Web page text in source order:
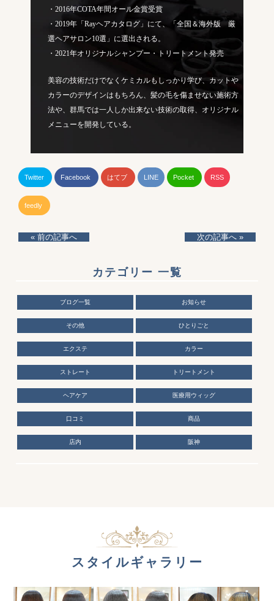
・2016年COTA年間オール金賞受賞
・2019年「Rayヘアカタログ」にて、「全国＆海外版 厳
選ヘアサロン10選」に選出される。
・2021年オリジナルシャンプー・トリートメント発売
美容の技術だけでなくケミカルもしっかり学び、カットや
カラーのデザインはもちろん、髪の毛を傷ませない施術方
法や、群馬では一人しか出来ない技術の取得、オリジナル
メニューを開発している。
Twitter Facebook はてブ LINE Pocket RSS
feedly
« 前の記事へ 次の記事へ »
カテゴリー 一覧
ブログ一覧 お知らせ
その他 ひとりごと
エクステ カラー
ストレート トリートメント
ヘアケア 医療用ウィッグ
口コミ 商品
店内 阪神
スタイルギャラリー